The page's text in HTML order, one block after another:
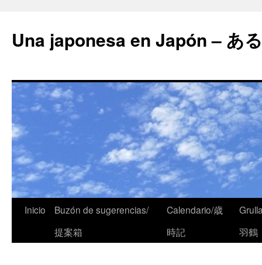
Una japonesa en Japón – あ
Inicio
Buzón de sugerencias/
提案箱
Calendario/歳
時記
羽鶴